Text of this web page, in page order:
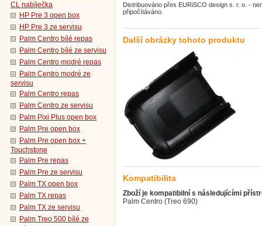
CL nabíječka
HP Pre 3 open box
HP Pre 3 ze servisu
Palm Centro bílé repas
Palm Centro bílé ze servisu
Palm Centro modré repas
Palm Centro modré ze
servisu
Palm Centro repas
Palm Centro ze servisu
Palm Pixi Plus open box
Palm Pre open box
Palm Pre open box +
Touchstone
Palm Pre repas
Palm Pre ze servisu
Palm TX open box
Palm TX repas
Palm TX ze servisu
Palm Treo 500 bílé ze
Distribuováno přes EURiSCO design s. r. o. -
připočítáváno.
Další obrázky tohoto produktu
Kompatibilita
Zboží je kompatibilní s následujícími
Palm Centro (Treo 690)